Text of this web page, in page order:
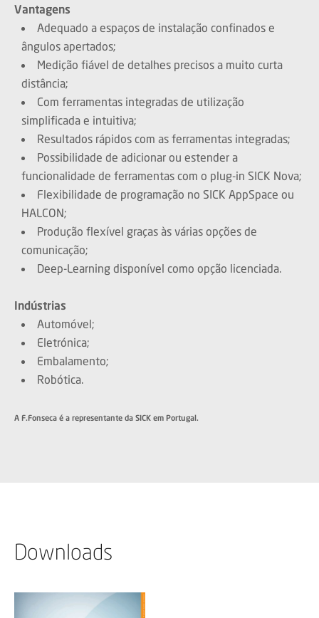
Vantagens
Adequado a espaços de instalação confinados e
ângulos apertados;
Medição fiável de detalhes precisos a muito curta
distância;
Com ferramentas integradas de utilização
simplificada e intuitiva;
Resultados rápidos com as ferramentas integradas;
Possibilidade de adicionar ou estender a
funcionalidade de ferramentas com o plug-in SICK Nova;
Flexibilidade de programação no SICK AppSpace ou
HALCON;
Produção flexível graças às várias opções de
comunicação;
Deep-Learning disponível como opção licenciada.
Indústrias
Automóvel;
Eletrónica;
Embalamento;
Robótica.
A F.Fonseca é a representante da SICK em Portugal.
Downloads